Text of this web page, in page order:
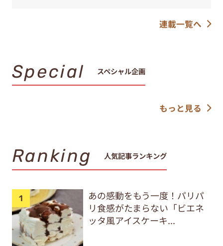
連載一覧へ
Special スペシャル企画
もっと見る
Ranking 人気記事ランキング
あの感動をもう一度！パリパ
リ食感がたまらない「ビエネ
ッタ風アイスケーキ...